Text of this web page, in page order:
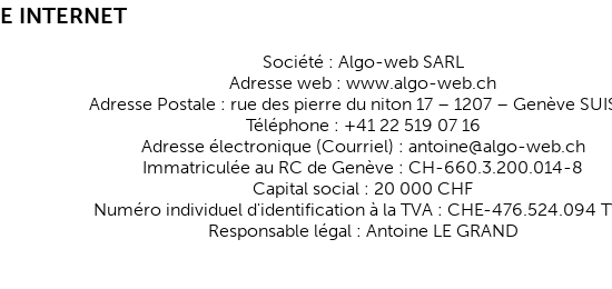
INTERNET
Société : Algo-web SARL
Adresse web : www.algo-web.ch
Adresse Postale : rue des pierre du niton 17 – 1207 – Genève
Téléphone : +41 22 519 07 16
Adresse électronique (Courriel) : antoine@algo-web.ch
Immatriculée au RC de Genève : CH-660.3.200.014-8
Capital social : 20 000 CHF
Numéro individuel d'identification à la TVA : CHE-476.524.094
Responsable légal : Antoine LE GRAND